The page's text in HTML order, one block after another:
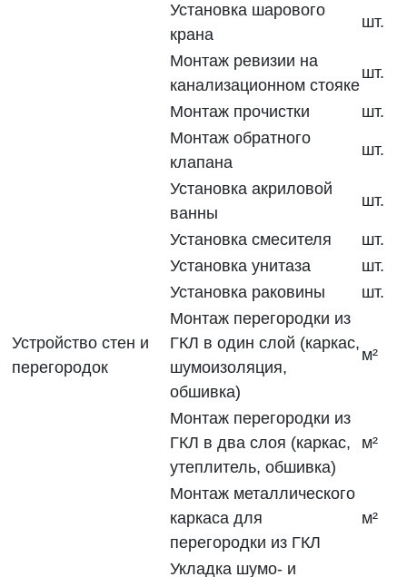
Установка шарового
крана
шт.
Монтаж ревизии на
канализационном стояке
шт.
Монтаж прочистки
шт.
Монтаж обратного
клапана
шт.
Установка акриловой
ванны
шт.
Установка смесителя
шт.
Установка унитаза
шт.
Установка раковины
шт.
Устройство стен и
перегородок
Монтаж перегородки из
ГКЛ в один слой (каркас,
шумоизоляция,
обшивка)
м²
Монтаж перегородки из
ГКЛ в два слоя (каркас,
утеплитель, обшивка)
м²
Монтаж металлического
каркаса для
перегородки из ГКЛ
м²
Укладка шумо- и